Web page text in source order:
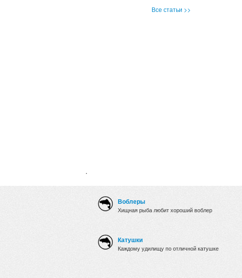
Все статьи >>
.
Воблеры
Хищная рыба любит хороший воблер
Катушки
Каждому удилищу по отличной катушке